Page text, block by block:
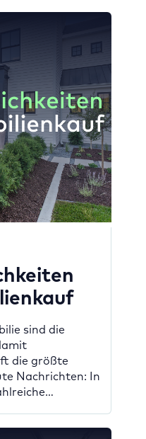
sind die
die größte
Nachrichten: In